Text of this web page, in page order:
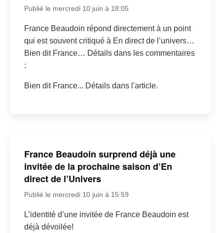
Publié le mercredi 10 juin à 18:05
France Beaudoin répond directement à un point
qui est souvent critiqué à En direct de l’univers…
Bien dit France… Détails dans les commentaires
:
Bien dit France... Détails dans l'article.
France Beaudoin surprend déjà une
invitée de la prochaine saison d’En
direct de l’Univers
Publié le mercredi 10 juin à 15:59
L’identité d’une invitée de France Beaudoin est
déjà dévoilée!